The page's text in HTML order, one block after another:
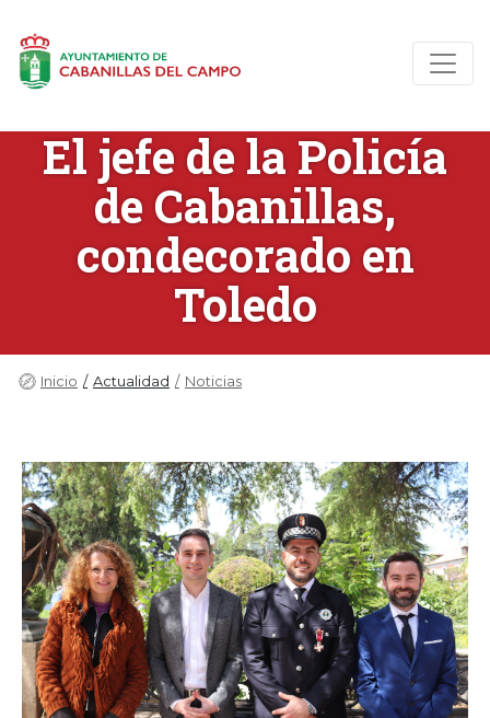
El jefe de la Policía
de Cabanillas,
condecorado en
Toledo
Inicio Actualidad Noticias